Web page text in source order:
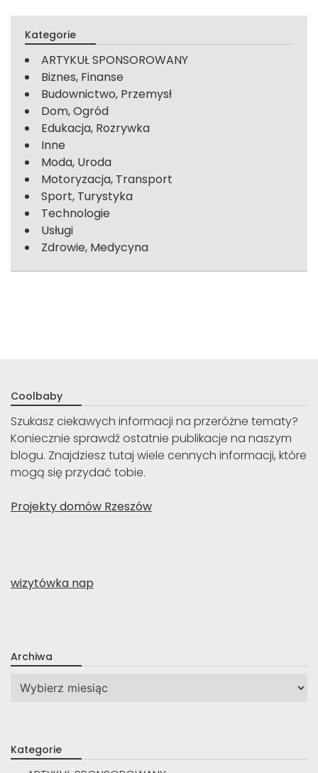
Kategorie
ARTYKUŁ SPONSOROWANY
Biznes, Finanse
Budownictwo, Przemysł
Dom, Ogród
Edukacja, Rozrywka
Inne
Moda, Uroda
Motoryzacja, Transport
Sport, Turystyka
Technologie
Usługi
Zdrowie, Medycyna
Coolbaby
Szukasz ciekawych informacji na przeróżne tematy?
Koniecznie sprawdź ostatnie publikacje na naszym
blogu. Znajdziesz tutaj wiele cennych informacji, które
mogą się przydać tobie.
Projekty domów Rzeszów
wizytówka nap
Archiwa
Archiwa
Kategorie